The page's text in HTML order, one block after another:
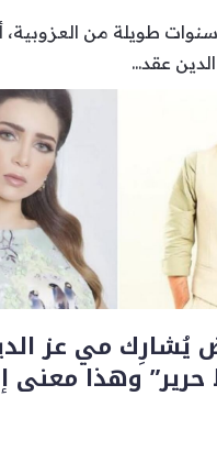
طويلة من العزوبية،
عقد...
يُشارِك مي عز
حرير” وهذا معنى